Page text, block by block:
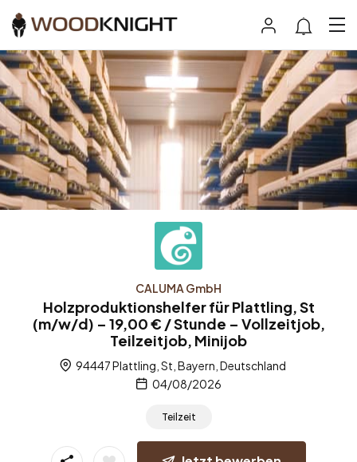
CALUMA GmbH
Holzproduktionshelfer für Plattling, St
(m/w/d) – 19,00 € / Stunde – Vollzeitjob,
Teilzeitjob, Minijob
94447 Plattling, St, Bayern, Deutschland
04/08/2026
Teilzeit